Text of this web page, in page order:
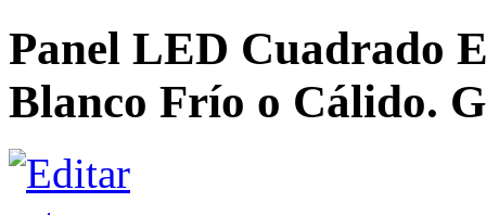
Panel LED Cuadrado
Blanco Frío o Cálido.